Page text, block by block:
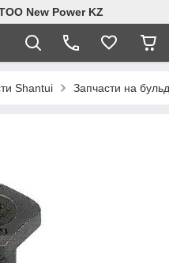
New Power KZ
Shantui Запчасти на